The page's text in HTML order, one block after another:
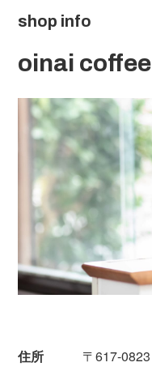
shop info
oinai coffee
住所
〒617-0823